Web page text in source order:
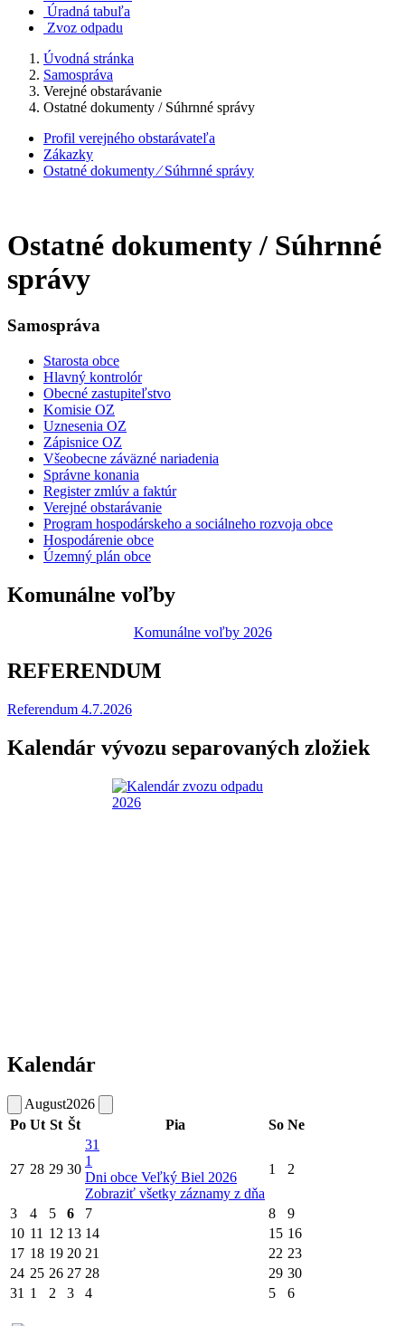
Úradná tabuľa
Zvoz odpadu
Úvodná stránka
Samospráva
Verejné obstarávanie
Ostatné dokumenty / Súhrnné správy
Profil verejného obstarávateľa
Zákazky
Ostatné dokumenty ⁄ Súhrnné správy
Ostatné dokumenty / Súhrnné
správy
Samospráva
Starosta obce
Hlavný kontrolór
Obecné zastupiteľstvo
Komisie OZ
Uznesenia OZ
Zápisnice OZ
Všeobecne záväzné nariadenia
Správne konania
Register zmlúv a faktúr
Verejné obstarávanie
Program hospodárskeho a sociálneho rozvoja obce
Hospodárenie obce
Územný plán obce
Komunálne voľby
Komunálne voľby 2026
REFERENDUM
Referendum 4.7.2026
Kalendár vývozu separovaných zložiek
Kalendár
August2026
Po Ut St Št Pia So Ne
27 28 29 30
31
1
Dni obce Veľký Biel 2026
Zobraziť všetky záznamy z dňa
1 2
3 4 5 6 7 8
9
10 11 12 13 14 15 16
17 18 19 20 21 22 23
24 25 26 27 28 29 30
31 1 2 3 4 5 6